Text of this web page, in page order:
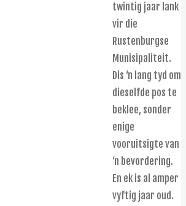
twintig jaar lank
vir die
Rustenburgse
Munisipaliteit.
Dis ‘n lang tyd om
dieselfde pos te
beklee, sonder
enige
vooruitsigte van
‘n bevordering.
En ek is al amper
vyftig jaar oud.